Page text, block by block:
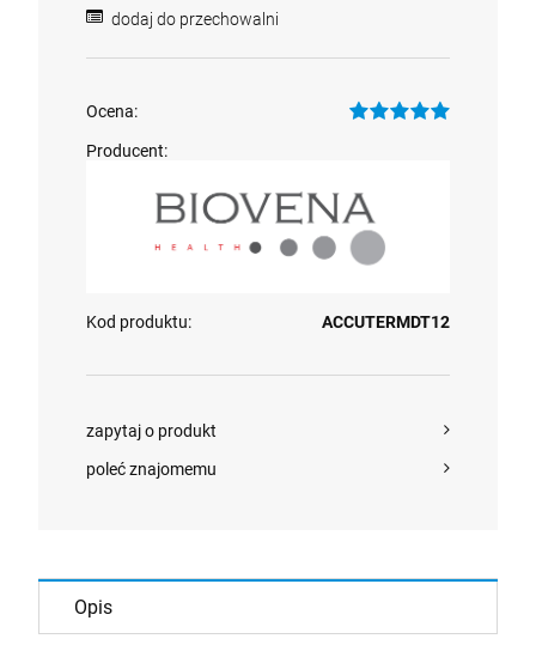
dodaj do przechowalni
Ocena:
Producent:
Kod produktu: ACCUTERMDT12
zapytaj o produkt
poleć znajomemu
Opis